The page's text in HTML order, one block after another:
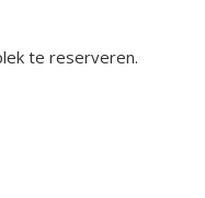
te reserveren.